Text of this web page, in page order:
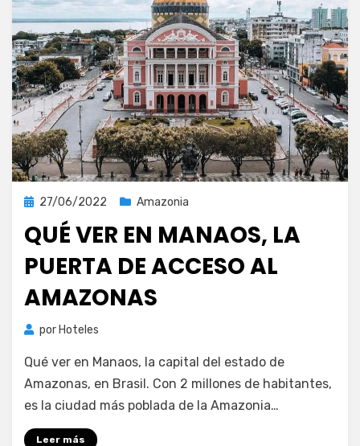
Publicada
27/06/2022 Amazonia
QUÉ VER EN MANAOS, LA
PUERTA DE ACCESO AL
AMAZONAS
por Hoteles
Qué ver en Manaos, la capital del estado de
Amazonas, en Brasil. Con 2 millones de habitantes,
es la ciudad más poblada de la Amazonia…
Leer más